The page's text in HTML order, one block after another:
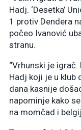
Hadj. ‘Desetka’
1 protiv Dendera
počeo Ivanović
stranu.
“Vrhunski je igrač.
Hadj koji je u klub
dana kasnije
napominje kako
na momčad i